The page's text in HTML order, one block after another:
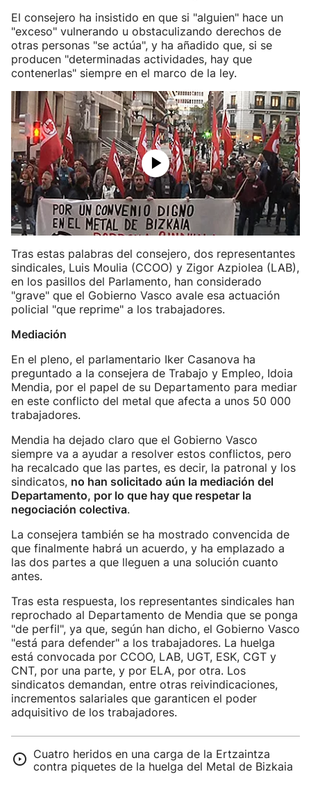
El consejero ha insistido en que si "alguien" hace un
"exceso" vulnerando u obstaculizando derechos de
otras personas "se actúa", y ha añadido que, si se
producen "determinadas actividades, hay que
contenerlas" siempre en el marco de la ley.
Tras estas palabras del consejero, dos representantes
sindicales, Luis Moulia (CCOO) y Zigor Azpiolea (LAB),
en los pasillos del Parlamento, han considerado
"grave" que el Gobierno Vasco avale esa actuación
policial "que reprime" a los trabajadores.
Mediación
En el pleno, el parlamentario Iker Casanova ha
preguntado a la consejera de Trabajo y Empleo, Idoia
Mendia, por el papel de su Departamento para mediar
en este conflicto del metal que afecta a unos 50 000
trabajadores.
Mendia ha dejado claro que el Gobierno Vasco
siempre va a ayudar a resolver estos conflictos, pero
ha recalcado que las partes, es decir, la patronal y los
sindicatos, no han solicitado aún la mediación del
Departamento, por lo que hay que respetar la
negociación colectiva.
La consejera también se ha mostrado convencida de
que finalmente habrá un acuerdo, y ha emplazado a
las dos partes a que lleguen a una solución cuanto
antes.
Tras esta respuesta, los representantes sindicales han
reprochado al Departamento de Mendia que se ponga
"de perfil", ya que, según han dicho, el Gobierno Vasco
"está para defender" a los trabajadores. La huelga
está convocada por CCOO, LAB, UGT, ESK, CGT y
CNT, por una parte, y por ELA, por otra. Los
sindicatos demandan, entre otras reivindicaciones,
incrementos salariales que garanticen el poder
adquisitivo de los trabajadores.
Cuatro heridos en una carga de la Ertzaintza
contra piquetes de la huelga del Metal de Bizkaia